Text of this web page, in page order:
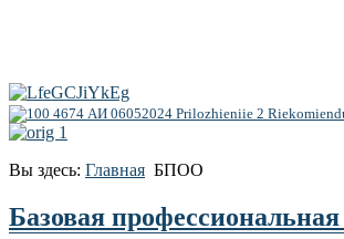
Вы здесь: Главная БПОО
Базовая